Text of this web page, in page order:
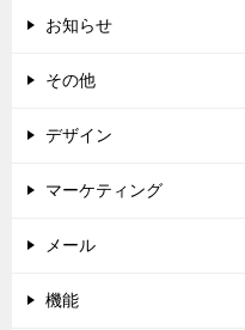
お知らせ
その他
デザイン
マーケティング
メール
機能